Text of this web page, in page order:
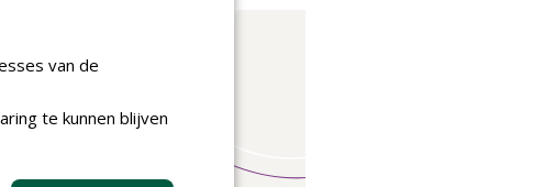
van de
te kunnen blijven